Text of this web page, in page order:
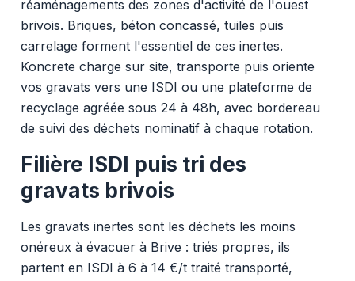
réaménagements des zones d'activité de l'ouest
brivois. Briques, béton concassé, tuiles puis
carrelage forment l'essentiel de ces inertes.
Koncrete charge sur site, transporte puis oriente
vos gravats vers une ISDI ou une plateforme de
recyclage agréée sous 24 à 48h, avec bordereau
de suivi des déchets nominatif à chaque rotation.
Filière ISDI puis tri des
gravats brivois
Les gravats inertes sont les déchets les moins
onéreux à évacuer à Brive : triés propres, ils
partent en ISDI à 6 à 14 €/t traité transporté,